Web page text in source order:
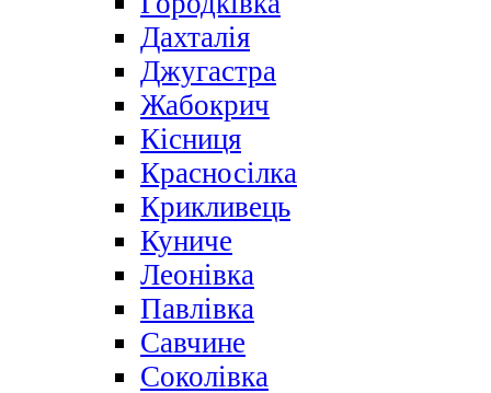
Дахталія
Джугастра
Жабокрич
Кісниця
Красносілка
Крикливець
Куниче
Леонівка
Павлівка
Савчине
Соколівка